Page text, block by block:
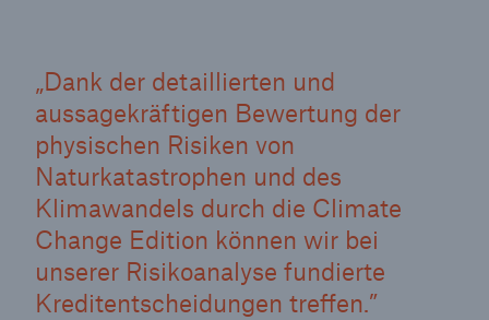
Dank der detaillierten und
aussagekräftigen Bewertung der
physischen Risiken von
Naturkatastrophen und des
Klimawandels durch die Climate
Change Edition können wir bei
unserer Risikoanalyse fundierte
Kreditentscheidungen treffen.